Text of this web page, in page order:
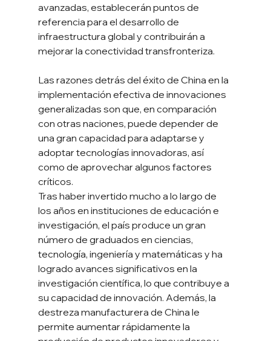
avanzadas, establecerán puntos de
referencia para el desarrollo de
infraestructura global y contribuirán a
mejorar la conectividad transfronteriza.
Las razones detrás del éxito de China en la
implementación efectiva de innovaciones
generalizadas son que, en comparación
con otras naciones, puede depender de
una gran capacidad para adaptarse y
adoptar tecnologías innovadoras, así
como de aprovechar algunos factores
críticos.
Tras haber invertido mucho a lo largo de
los años en instituciones de educación e
investigación, el país produce un gran
número de graduados en ciencias,
tecnología, ingeniería y matemáticas y ha
logrado avances significativos en la
investigación científica, lo que contribuye a
su capacidad de innovación. Además, la
destreza manufacturera de China le
permite aumentar rápidamente la